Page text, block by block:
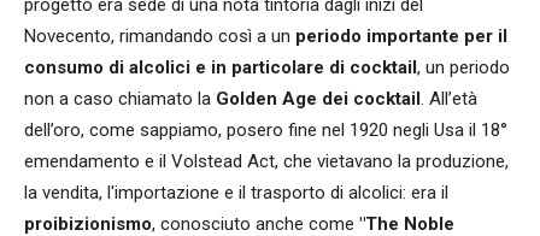
progetto era sede di una nota tintoria dagli inizi del
Novecento, rimandando così a un periodo importante per il
consumo di alcolici e in particolare di cocktail, un periodo
non a caso chiamato la Golden Age dei cocktail. All’età
dell’oro, come sappiamo, posero fine nel 1920 negli Usa il 18°
emendamento e il Volstead Act, che vietavano la produzione,
la vendita, l'importazione e il trasporto di alcolici: era il
proibizionismo, conosciuto anche come "The Noble